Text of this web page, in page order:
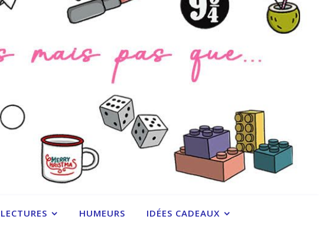
LECTURES HUMEURS IDÉES CADEAUX